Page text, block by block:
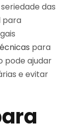
das
para
para
pode ajudar
e evitar